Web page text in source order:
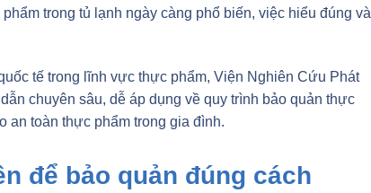
trong tủ lạnh ngày càng phổ biến, việc hiểu đúng và
tế trong lĩnh vực thực phẩm, Viện Nghiên Cứu Phát
chuyên sâu, dễ áp dụng về quy trình bảo quản thực
an toàn thực phẩm trong gia đình.
để bảo quản đúng cách